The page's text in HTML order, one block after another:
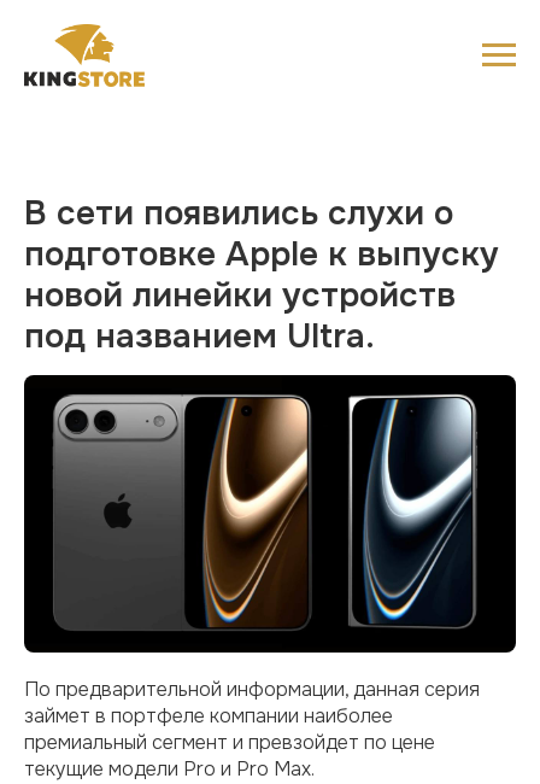
В сети появились слухи о
подготовке Apple к выпуску
новой линейки устройств
под названием Ultra.
По предварительной информации, данная серия
займет в портфеле компании наиболее
премиальный сегмент и превзойдет по цене
текущие модели Pro и Pro Max.